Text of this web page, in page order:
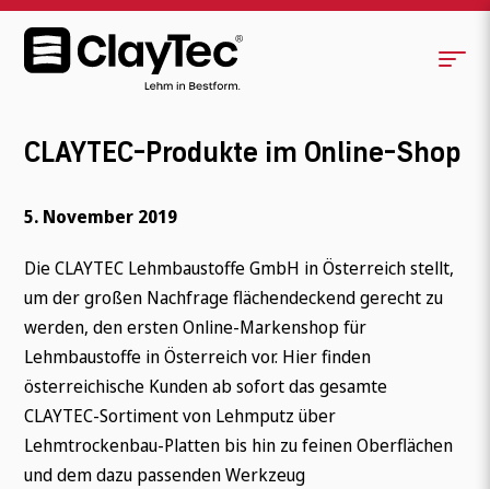
CLAYTEC-Produkte im Online-Shop
5. November 2019
Die CLAYTEC Lehmbaustoffe GmbH in Österreich stellt,
um der großen Nachfrage flächendeckend gerecht zu
werden, den ersten Online-Markenshop für
Lehmbaustoffe in Österreich vor. Hier finden
österreichische Kunden ab sofort das gesamte
CLAYTEC-Sortiment von Lehmputz über
Lehmtrockenbau-Platten bis hin zu feinen Oberflächen
und dem dazu passenden Werkzeug